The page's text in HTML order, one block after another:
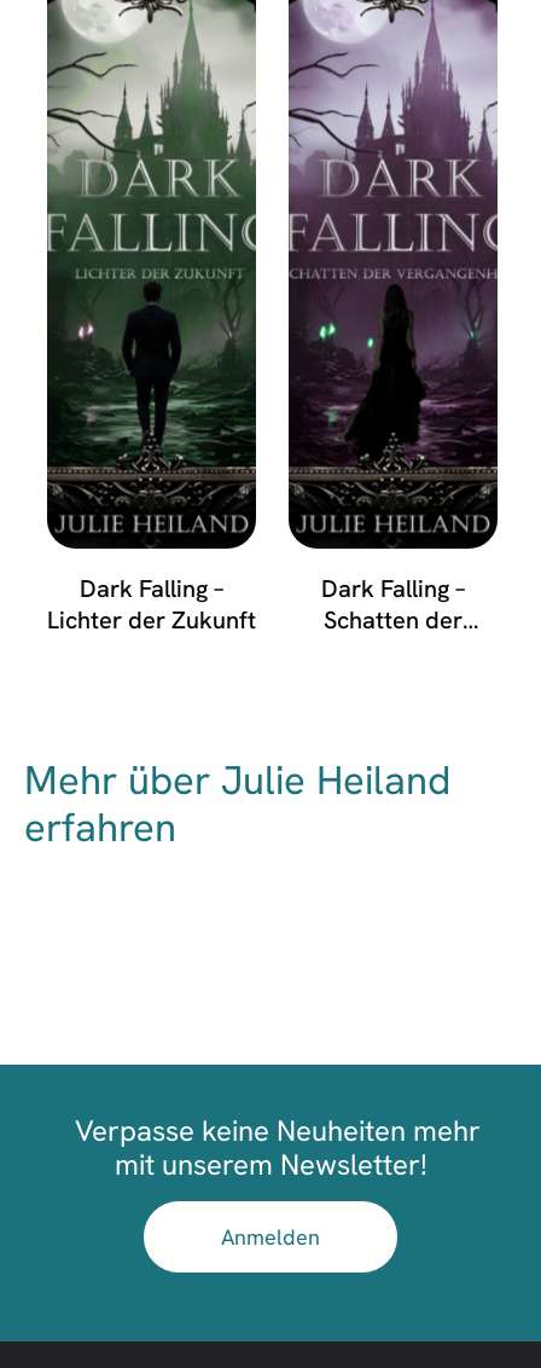
Dark Falling –
Lichter der Zukunft
Dark Falling –
Schatten der
Mehr über Julie Heiland
erfahren
Verpasse keine Neuheiten mehr
mit unserem Newsletter!
Anmelden